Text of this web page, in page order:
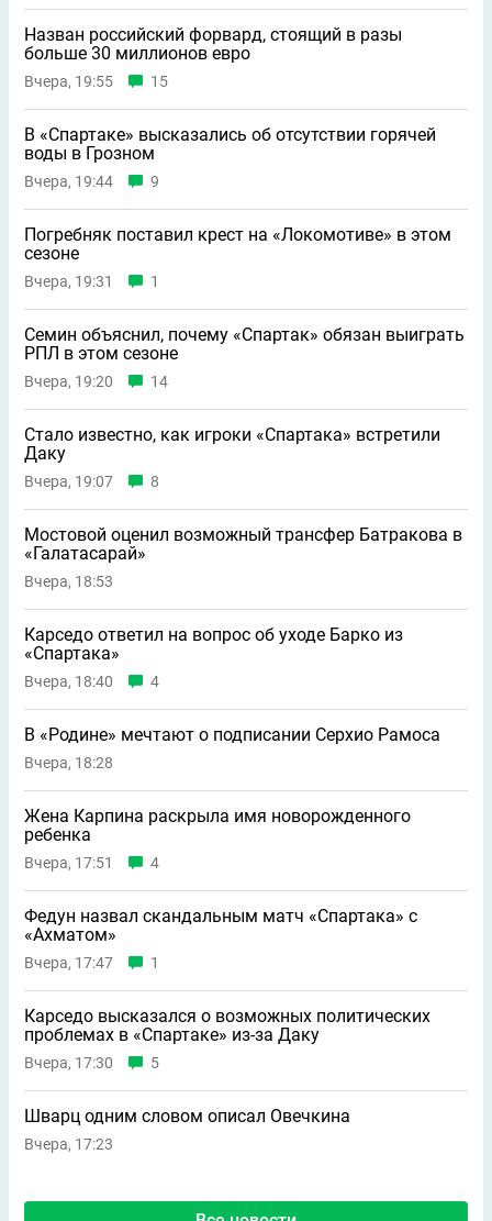
Назван российский форвард, стоящий в разы
больше 30 миллионов евро
Вчера, 19:55 15
В «Спартаке» высказались об отсутствии горячей
воды в Грозном
Вчера, 19:44 9
Погребняк поставил крест на «Локомотиве» в этом
сезоне
Вчера, 19:31 1
Семин объяснил, почему «Спартак» обязан выиграть
РПЛ в этом сезоне
Вчера, 19:20 14
Стало известно, как игроки «Спартака» встретили
Даку
Вчера, 19:07 8
Мостовой оценил возможный трансфер Батракова в
«Галатасарай»
Вчера, 18:53
Карседо ответил на вопрос об уходе Барко из
«Спартака»
Вчера, 18:40 4
В «Родине» мечтают о подписании Серхио Рамоса
Вчера, 18:28
Жена Карпина раскрыла имя новорождeнного
ребeнка
Вчера, 17:51 4
Федун назвал скандальным матч «Спартака» с
«Ахматом»
Вчера, 17:47 1
Карседо высказался о возможных политических
проблемах в «Спартаке» из-за Даку
Вчера, 17:30 5
Шварц одним словом описал Овечкина
Вчера, 17:23